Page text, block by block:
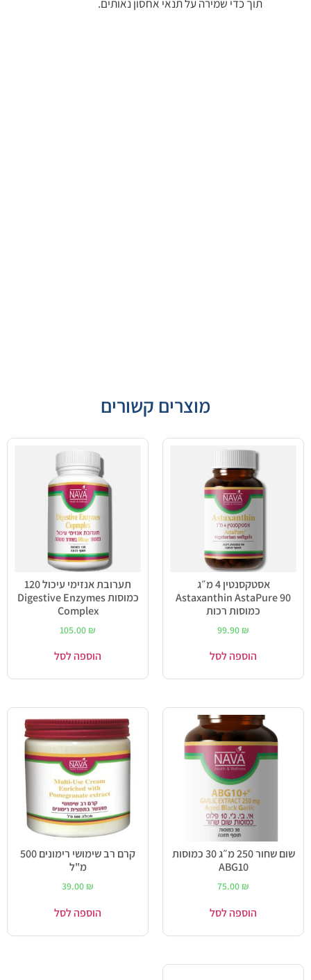
תוך כדי שמירה על תנאי אחסון נאותים.
מוצרים קשורים
אסטקסנטין 4 מ״ג
Astaxanthin AstaPure 90
כמוסות רכות
99.90 ₪
הוספה לסל
תערובת אנזימי עיכול 120
כמוסות Digestive Enzymes
Complex
105.00 ₪
הוספה לסל
שום שחור 250 מ״ג 30 כמוסות
ABG10
75.00 ₪
הוספה לסל
קרם רב שימושי רימונים 500
מ"ל
39.00 ₪
הוספה לסל